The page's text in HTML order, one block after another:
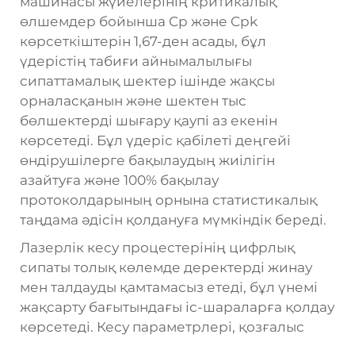
өлшемдер бойынша Cp және Cpk
көрсеткіштерін 1,67-ден асады, бұл
үдерістің табиғи айнымалылығы
сипаттамалық шектер ішінде жақсы
орналасқанын және шектен тыс
бөлшектерді шығару қаупі аз екенін
көрсетеді. Бұл үдеріс қабілеті деңгейі
өндірушілерге бақылаудың жиілігін
азайтуға және 100% бақылау
протоколдарының орнына статистикалық
таңдама әдісін қолдануға мүмкіндік береді.
Лазерлік кесу процестерінің цифрлық
сипаты толық көлемде деректерді жинау
мен талдауды қамтамасыз етеді, бұл үнемі
жақсарту бағытындағы іс-шараларға қолдау
көрсетеді. Кесу параметрлері, қозғалыс